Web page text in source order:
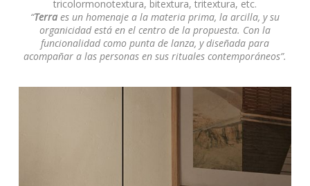
tricolormonotextura, bitextura, tritextura, etc.
“Terraes un homenaje a la materia prima, la arcilla, y su
organicidad está en el centro de la propuesta. Con la
funcionalidad como punta de lanza, y diseñada para
acompañar a las personas en sus rituales contemporáneos”.